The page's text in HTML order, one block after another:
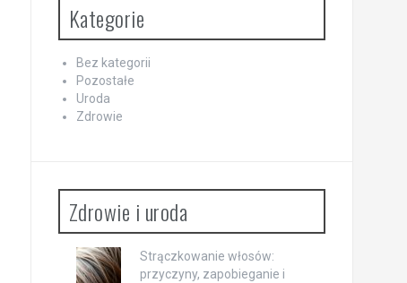
Kategorie
Bez kategorii
Pozostałe
Uroda
Zdrowie
Zdrowie i uroda
Strączkowanie włosów:
przyczyny, zapobieganie i